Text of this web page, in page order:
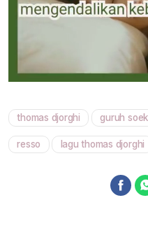
thomas djorghi guruh
resso lagu thomas djorghi